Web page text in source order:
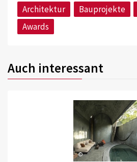
Architektur
Bauprojekte
Awards
Auch interessant
©